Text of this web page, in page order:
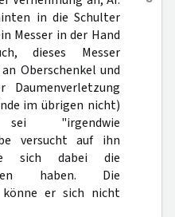
in die Schulter
Messer in der Hand
dieses Messer
Oberschenkel und
im übrigen nicht)
"irgendwie
versucht auf ihn
sich dabei die
haben. Die
könne er sich nicht